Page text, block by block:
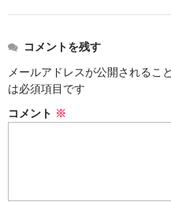
コメントを残す
メールアドレスが公開されるこ
は必須項目です
コメント ※